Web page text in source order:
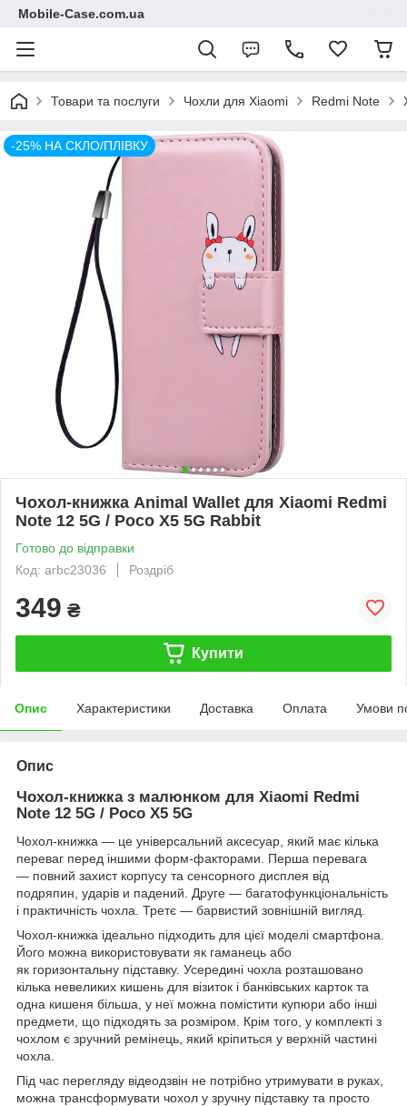
Mobile-Case.com.ua
Товари та послуги Чохли для Xiaomi Redmi Note
-25% НА СКЛО/ПЛІВКУ
Чохол-книжка Animal Wallet для Xiaomi Redmi
Note 12 5G / Poco X5 5G Rabbit
Готово до відправки
Код: arbc23036
Роздріб
349 ₴
Купити
Опис Характеристики Доставка Оплата Умови
Опис
Чохол-книжка з малюнком для Xiaomi Redmi
Note 12 5G / Poco X5 5G
Чохол-книжка — це універсальний аксесуар, який має кілька
переваг перед іншими форм-факторами. Перша перевага
— повний захист корпусу та сенсорного дисплея від
подряпин, ударів и падений. Друге — багатофункціональність
і практичність чохла. Третє — барвистий зовнішній вигляд.
Чохол-книжка ідеально підходить для цієї моделі смартфона.
Його можна використовувати як гаманець або
як горизонтальну підставку. Усередині чохла розташовано
кілька невеликих кишень для візиток і банківських карток та
одна кишеня більша, у неї можна помістити купюри або інші
предмети, що підходять за розміром. Крім того, у комплекті з
чохлом є зручний ремінець, який кріпиться у верхній частині
чохла.
Під час перегляду відеодзвін не потрібно утримувати в руках,
можна трансформувати чохол у зручну підставку та просто